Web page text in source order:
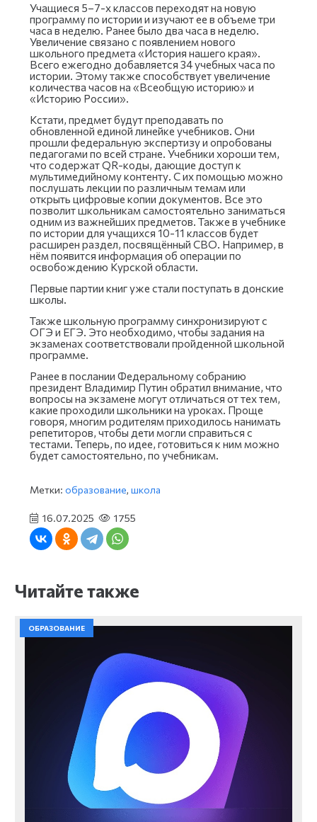
Учащиеся 5–7-х классов переходят на новую
программу по истории и изучают ее в объеме три
часа в неделю. Ранее было два часа в неделю.
Увеличение связано с появлением нового
школьного предмета «История нашего края».
Всего ежегодно добавляется 34 учебных часа по
истории. Этому также способствует увеличение
количества часов на «Всеобщую историю» и
«Историю России».
Кстати, предмет будут преподавать по
обновленной единой линейке учебников. Они
прошли федеральную экспертизу и опробованы
педагогами по всей стране. Учебники хороши тем,
что содержат QR-коды, дающие доступ к
мультимедийному контенту. С их помощью можно
послушать лекции по различным темам или
открыть цифровые копии документов. Все это
позволит школьникам самостоятельно заниматься
одним из важнейших предметов. Также в учебнике
по истории для учащихся 10-11 классов будет
расширен раздел, посвящённый СВО. Например, в
нём появится информация об операции по
освобождению Курской области.
Первые партии книг уже стали поступать в донские
школы.
Также школьную программу синхронизируют с
ОГЭ и ЕГЭ. Это необходимо, чтобы задания на
экзаменах соответствовали пройденной школьной
программе.
Ранее в послании Федеральному собранию
президент Владимир Путин обратил внимание, что
вопросы на экзамене могут отличаться от тех тем,
какие проходили школьники на уроках. Проще
говоря, многим родителям приходилось нанимать
репетиторов, чтобы дети могли справиться с
тестами. Теперь, по идее, готовиться к ним можно
будет самостоятельно, по учебникам.
Метки: образование, школа
16.07.2025 1755
Читайте также
ОБРАЗОВАНИЕ